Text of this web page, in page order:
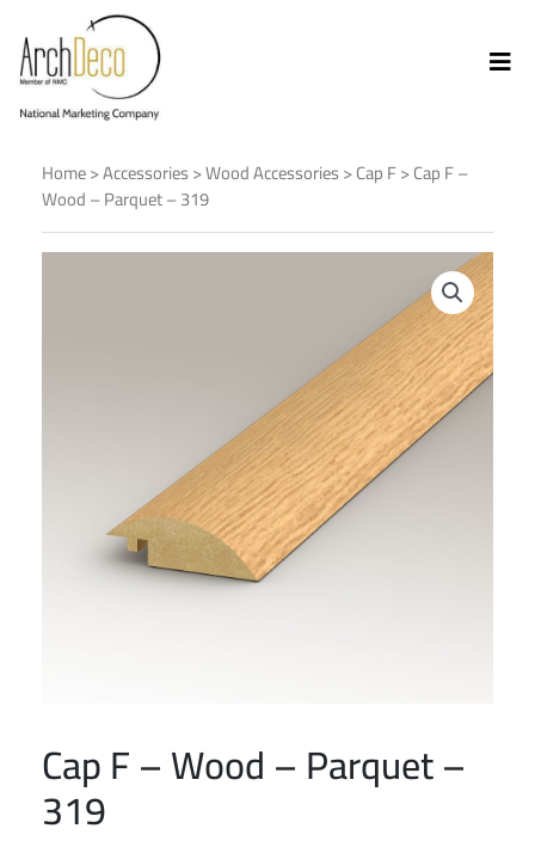
Home>Accessories>Wood Accessories>Cap F> Cap F –
Wood – Parquet – 319
Cap F – Wood – Parquet –
319